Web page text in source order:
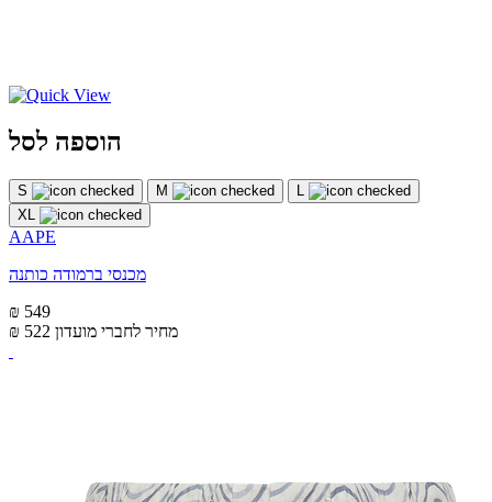
הוספה לסל
S M
L
XL
AAPE
מכנסי ברמודה כותנה
₪ 549
₪ 522 מחיר לחברי מועדון